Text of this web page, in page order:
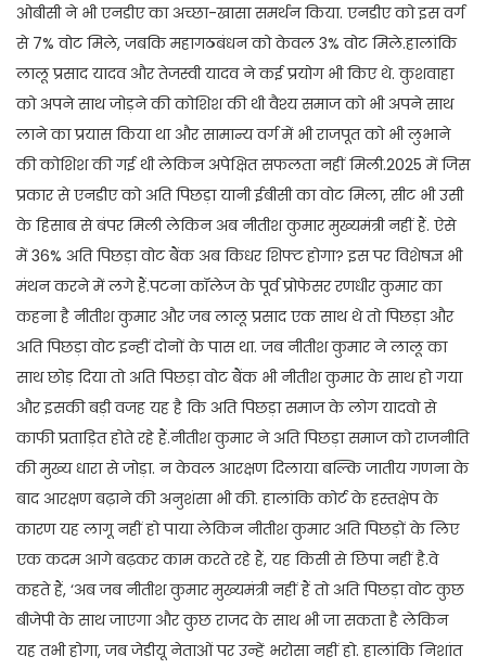
ओबीसी ने भी एनडीए का अच्छा-खासा समर्थन किया. एनडीए को इस वर्ग
से 7% वोट मिले, जबकि महागठबंधन को केवल 3% वोट मिले.हालांकि
लालू प्रसाद यादव और तेजस्वी यादव ने कई प्रयोग भी किए थे. कुशवाहा
को अपने साथ जोड़ने की कोशिश की थी वैश्य समाज को भी अपने साथ
लाने का प्रयास किया था और सामान्य वर्ग में भी राजपूत को भी लुभाने
की कोशिश की गई थी लेकिन अपेक्षित सफलता नहीं मिली.2025 में जिस
प्रकार से एनडीए को अति पिछड़ा यानी ईबीसी का वोट मिला, सीट भी उसी
के हिसाब से बंपर मिली लेकिन अब नीतीश कुमार मुख्यमंत्री नहीं हैं. ऐसे
में 36% अति पिछड़ा वोट बैंक अब किधर शिफ्ट होगा? इस पर विशेषज्ञ भी
मंथन करने में लगे हैं.पटना कॉलेज के पूर्व प्रोफेसर रणधीर कुमार का
कहना है नीतीश कुमार और जब लालू प्रसाद एक साथ थे तो पिछड़ा और
अति पिछड़ा वोट इन्हीं दोनों के पास था. जब नीतीश कुमार ने लालू का
साथ छोड़ दिया तो अति पिछड़ा वोट बैंक भी नीतीश कुमार के साथ हो गया
और इसकी बड़ी वजह यह है कि अति पिछड़ा समाज के लोग यादवो से
काफी प्रताड़ित होते रहे हैं.नीतीश कुमार ने अति पिछड़ा समाज को राजनीति
की मुख्य धारा से जोड़ा. न केवल आरक्षण दिलाया बल्कि जातीय गणना के
बाद आरक्षण बढ़ाने की अनुशंसा भी की. हालांकि कोर्ट के हस्तक्षेप के
कारण यह लागू नहीं हो पाया लेकिन नीतीश कुमार अति पिछड़ों के लिए
एक कदम आगे बढ़कर काम करते रहे हैं, यह किसी से छिपा नहीं है.वे
कहते हैं, ‘अब जब नीतीश कुमार मुख्यमंत्री नहीं हैं तो अति पिछड़ा वोट कुछ
बीजेपी के साथ जाएगा और कुछ राजद के साथ भी जा सकता है लेकिन
यह तभी होगा, जब जेडीयू नेताओं पर उन्हें भरोसा नहीं हो. हालांकि निशांत